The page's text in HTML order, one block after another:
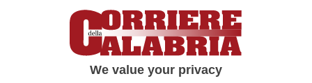
We value your privacy